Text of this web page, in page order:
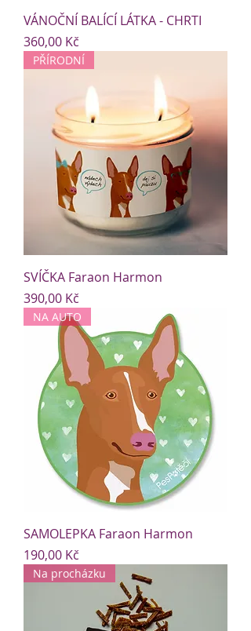
VÁNOČNÍ BALÍCÍ LÁTKA - CHRTI
Cena
360,00 Kč
PŘÍRODNÍ
SVÍČKA Faraon Harmon
Cena
390,00 Kč
NA AUTO
SAMOLEPKA Faraon Harmon
Cena
190,00 Kč
Na procházku